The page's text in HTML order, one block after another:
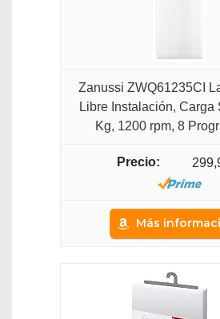
Zanussi ZWQ61235CI
Libre Instalación, Carga
Kg, 1200 rpm, 8
Más